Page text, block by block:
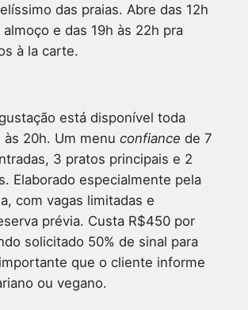
das praias. Abre das 12h
almoço e das 19h às 22h pra
à la carte.
está disponível toda
20h. Um menu confiance de 7
3 pratos principais e 2
Elaborado especialmente pela
com vagas limitadas e
prévia. Custa R$450 por
solicitado 50% de sinal para
que o cliente informe
ou vegano.